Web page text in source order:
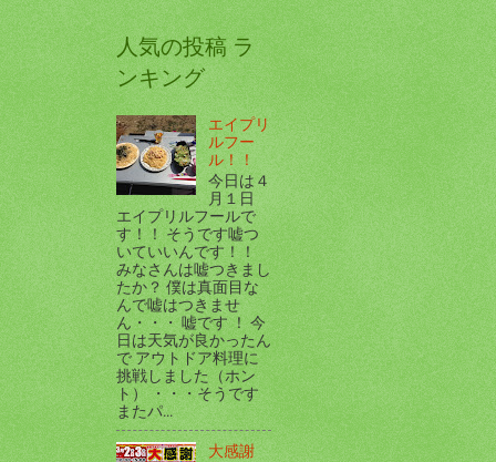
人気の投稿 ラ
ンキング
エイプリ
ルフー
ル！！
今日は４
月１日
エイプリルフールで
す！！ そうです嘘つ
いていいんです！！
みなさんは嘘つきまし
たか？ 僕は真面目な
んで嘘はつきませ
ん・・・ 嘘です ！ 今
日は天気が良かったん
で アウトドア料理に
挑戦しました（ホン
ト） ・・・そうです
またパ...
大感謝